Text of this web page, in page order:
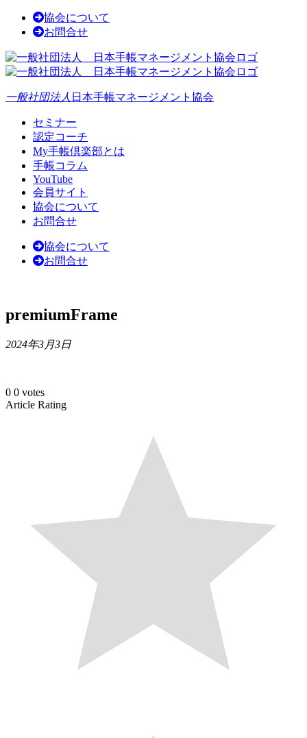
協会について
お問合せ
一般社団法人 日本手帳マネージメント協会
セミナー
認定コーチ
My手帳倶楽部とは
手帳コラム
YouTube
会員サイト
協会について
お問合せ
協会について
お問合せ
premiumFrame
2024年3月3日
0 0 votes
Article Rating